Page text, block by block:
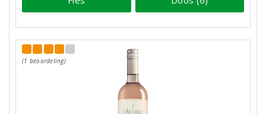
(1 beoordeling)